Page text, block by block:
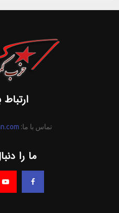
ارتباط
تماس با ما:
ما را